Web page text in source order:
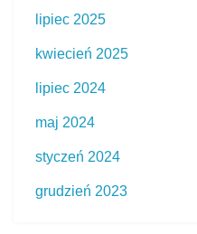
lipiec 2025
kwiecień 2025
lipiec 2024
maj 2024
styczeń 2024
grudzień 2023